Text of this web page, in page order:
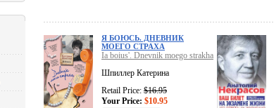
Я БОЮСЬ. ДНЕВНИК
МОЕГО СТРАХА
Ia boius'. Dnevnik moego strakha
Шпиллер Катерина
Retail Price: $16.95
Your Price: $10.95